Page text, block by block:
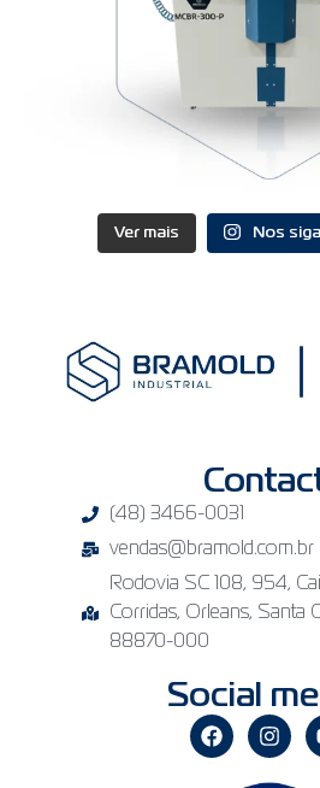
Ver mais Nos
(48) 3466-0031
vendas@bramold.com.br
Rodovia SC 108, 954,
Corridas, Orleans, Santa
88870-000
Social